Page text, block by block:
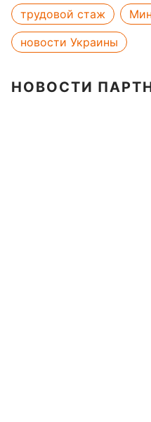
трудовой стаж
новости Украины
НОВОСТИ